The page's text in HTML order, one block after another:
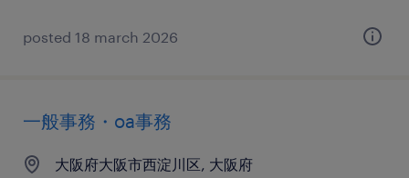
posted 18 march 2026
一般事務・oa事務
大阪府大阪市西淀川区, 大阪府